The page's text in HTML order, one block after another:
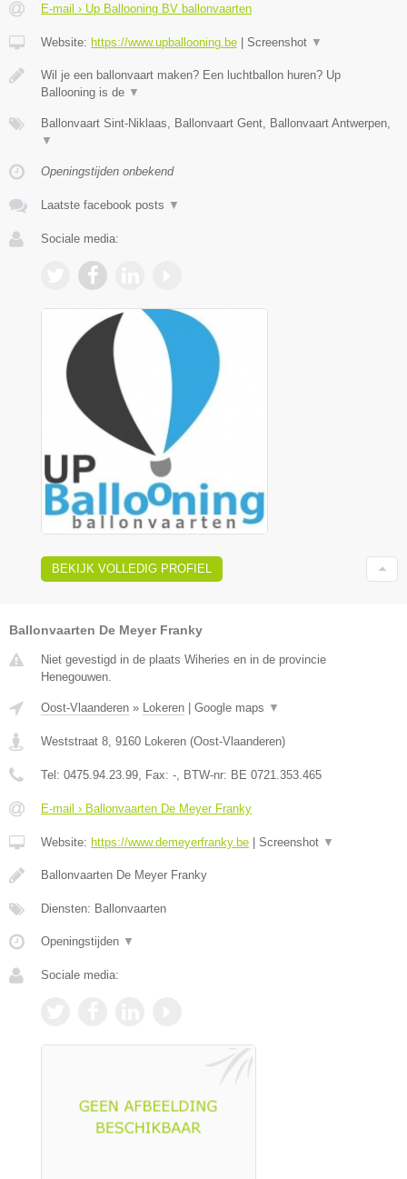
E-mail › Up Ballooning BV ballonvaarten
Website: https://www.upballooning.be Screenshot ▼
Wil je een ballonvaart maken? Een luchtballon huren? Up
Ballooning is de ▼
Ballonvaart Sint-Niklaas, Ballonvaart Gent, Ballonvaart Antwerpen,
▼
Openingstijden onbekend
Laatste facebook posts ▼
Sociale media:
BEKIJK VOLLEDIG PROFIEL
Ballonvaarten De Meyer Franky
Niet gevestigd in de plaats Wiheries en in de provincie
Henegouwen.
Oost-Vlaanderen » Lokeren Google maps ▼
Weststraat 8 9160 Lokeren (Oost-Vlaanderen)
Tel: 0475.94.23.99 , Fax: - , BTW-nr: BE 0721.353.465
E-mail › Ballonvaarten De Meyer Franky
Website: https://www.demeyerfranky.be Screenshot ▼
Ballonvaarten De Meyer Franky
Diensten: Ballonvaarten
Openingstijden ▼
Sociale media: